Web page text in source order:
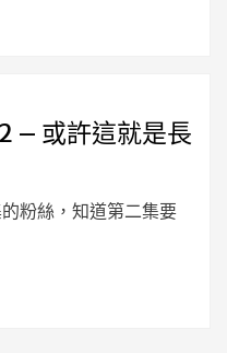
– 或許這就是長
粉絲，知道第二集要